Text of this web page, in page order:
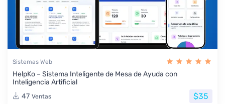
Sistemas Web
HelpKo – Sistema Inteligente de Mesa de Ayuda con
Inteligencia Artificial
47 Ventas $35